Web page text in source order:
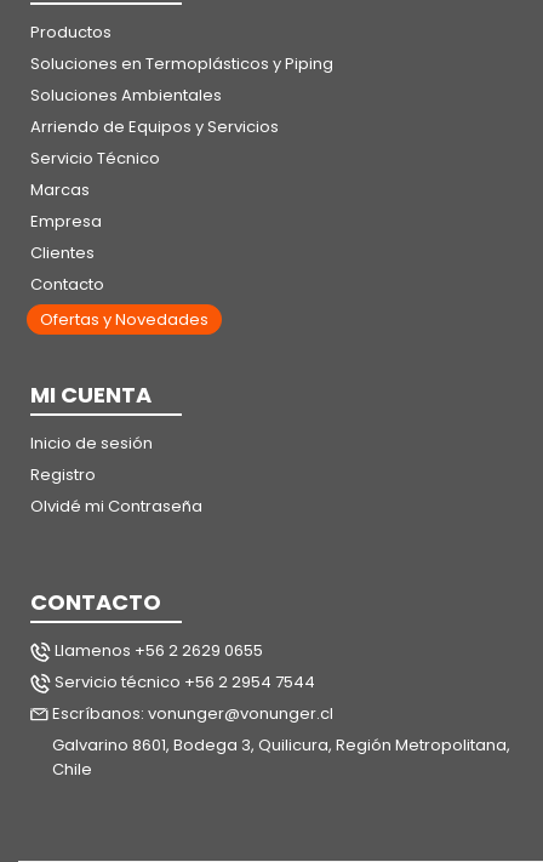
Productos
Soluciones en Termoplásticos y Piping
Soluciones Ambientales
Arriendo de Equipos y Servicios
Servicio Técnico
Marcas
Empresa
Clientes
Contacto
Ofertas y Novedades
MI CUENTA
Inicio de sesión
Registro
Olvidé mi Contraseña
CONTACTO
Llamenos +56 2 2629 0655
Servicio técnico +56 2 2954 7544
Escríbanos: vonunger@vonunger.cl
Galvarino 8601, Bodega 3, Quilicura, Región Metropolitana,
Chile